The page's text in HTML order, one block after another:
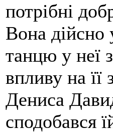
потрібні
Вона дійсно
танцю у неї
впливу на її
Дениса
сподобався